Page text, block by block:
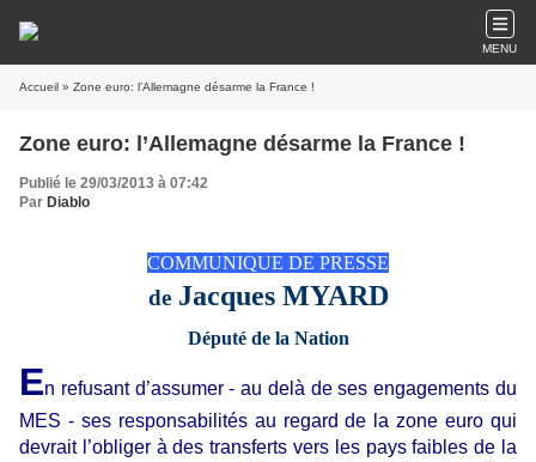
MENU
Accueil » Zone euro: l’Allemagne désarme la France !
Zone euro: l’Allemagne désarme la France !
Publié le 29/03/2013 à 07:42
Par Diablo
COMMUNIQUE DE PRESSE
deJacques MYARD
Député de la Nation
En refusant d’assumer - au delà de ses engagements du
MES - ses responsabilités au regard de la zone euro qui
devrait l’obliger à des transferts vers les pays faibles de la